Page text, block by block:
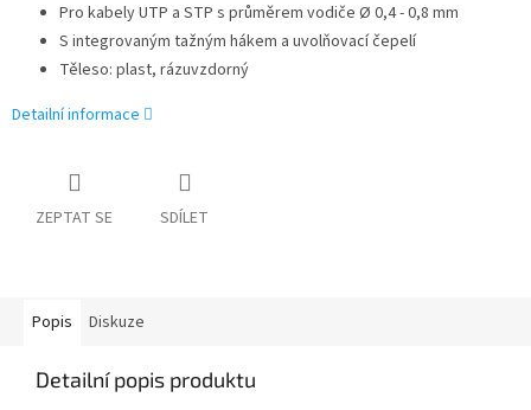
Pro kabely UTP a STP s průměrem vodiče Ø 0,4 - 0,8 mm
S integrovaným tažným hákem a uvolňovací čepelí
Těleso: plast, rázuvzdorný
Detailní informace
ZEPTAT SE SDÍLET
Popis Diskuze
Detailní popis produktu